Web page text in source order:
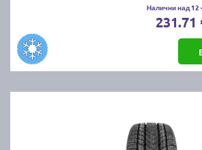
Налични над 12
231.71